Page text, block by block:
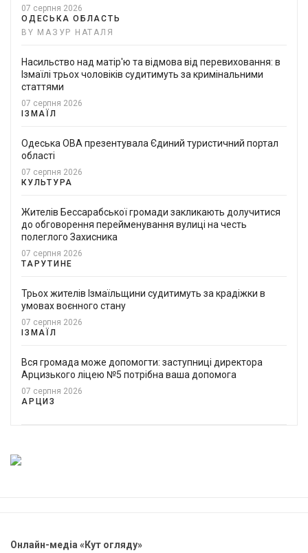
07 серпня 2026
ОДЕСЬКА ОБЛАСТЬ
BY МАЗУР НАТАЛЯ
Насильство над матір'ю та відмова від перевиховання: в
Ізмаїлі трьох чоловіків судитимуть за кримінальними
статтями
07 серпня 2026
ІЗМАЇЛ
Одеська ОВА презентувала Єдиний туристичний портал
області
07 серпня 2026
КУЛЬТУРА
Жителів Бессарабської громади закликають долучитися
до обговорення перейменування вулиці на честь
полеглого Захисника
07 серпня 2026
ТАРУТИНЕ
Трьох жителів Ізмаїльщини судитимуть за крадіжки в
умовах воєнного стану
07 серпня 2026
ІЗМАЇЛ
Вся громада може допомогти: заступниці директора
Арцизького ліцею №5 потрібна ваша допомога
07 серпня 2026
АРЦИЗ
Онлайн-медіа «Кут огляду»